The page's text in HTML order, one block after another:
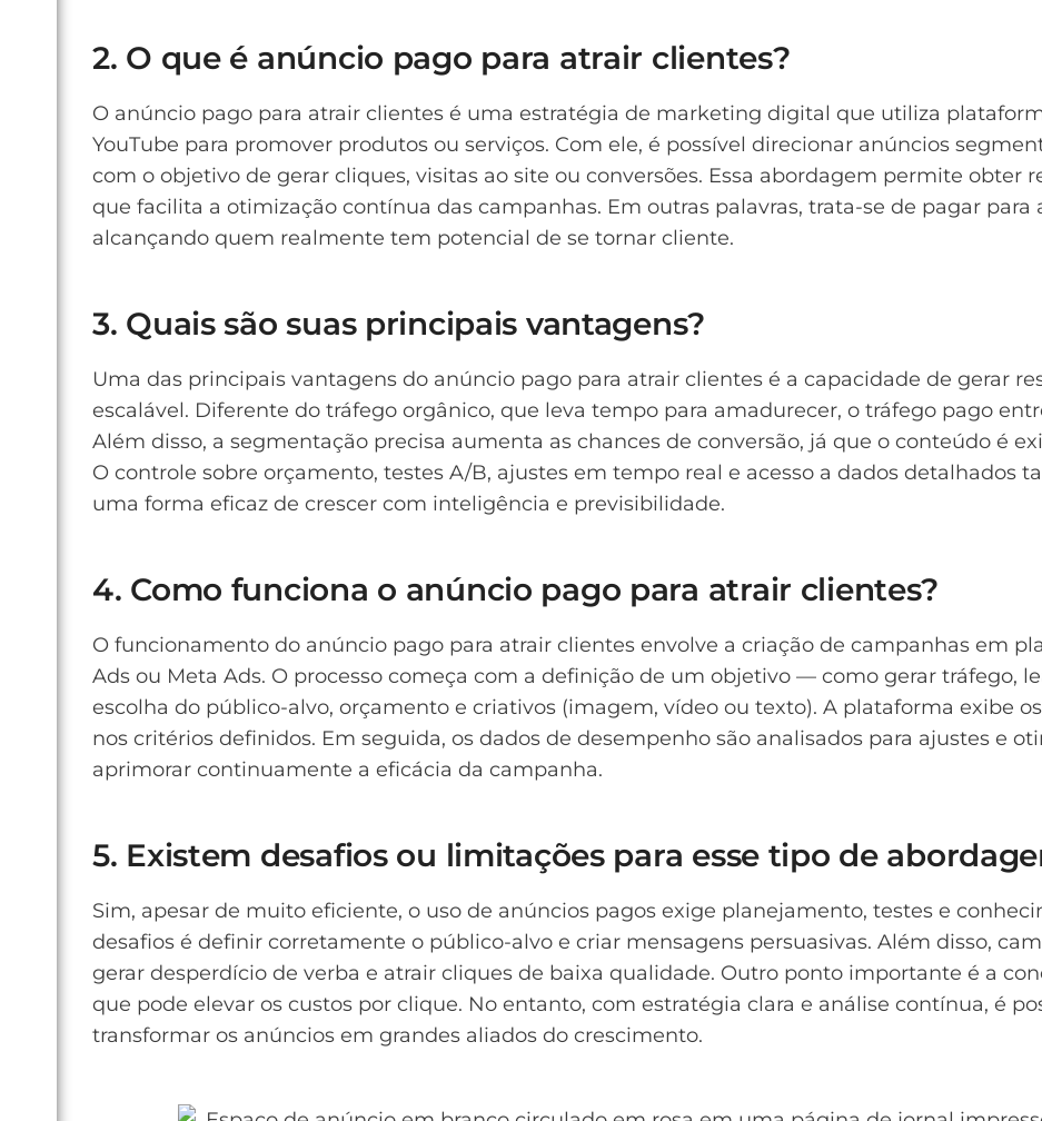
2. O que é anúncio pago para atrair clientes?
O anúncio pago para atrair clientes é uma estratégia de marketing digital que utiliza
YouTube para promover produtos ou serviços. Com ele, é possível direcionar anúncios
com o objetivo de gerar cliques, visitas ao site ou conversões. Essa abordagem permite obter
que facilita a otimização contínua das campanhas. Em outras palavras, trata-se de pagar para
alcançando quem realmente tem potencial de se tornar cliente.
3. Quais são suas principais vantagens?
Uma das principais vantagens do anúncio pago para atrair clientes é a capacidade de gerar
escalável. Diferente do tráfego orgânico, que leva tempo para amadurecer, o tráfego pago
Além disso, a segmentação precisa aumenta as chances de conversão, já que o conteúdo é
O controle sobre orçamento, testes A/B, ajustes em tempo real e acesso a dados detalhados
uma forma eficaz de crescer com inteligência e previsibilidade.
4. Como funciona o anúncio pago para atrair clientes?
O funcionamento do anúncio pago para atrair clientes envolve a criação de campanhas em
Ads ou Meta Ads. O processo começa com a definição de um objetivo — como gerar tráfego,
escolha do público-alvo, orçamento e criativos (imagem, vídeo ou texto). A plataforma exibe
nos critérios definidos. Em seguida, os dados de desempenho são analisados para ajustes e
aprimorar continuamente a eficácia da campanha.
5. Existem desafios ou limitações para esse tipo de
Sim, apesar de muito eficiente, o uso de anúncios pagos exige planejamento, testes e
desafios é definir corretamente o público-alvo e criar mensagens persuasivas. Além disso,
gerar desperdício de verba e atrair cliques de baixa qualidade. Outro ponto importante é a
que pode elevar os custos por clique. No entanto, com estratégia clara e análise contínua, é
transformar os anúncios em grandes aliados do crescimento.